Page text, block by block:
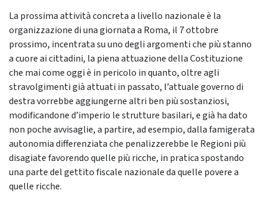
La prossima attività concreta a livello nazionale è la
organizzazione di una giornata a Roma, il 7 ottobre
prossimo, incentrata su uno degli argomenti che più stanno
a cuore ai cittadini, la piena attuazione della Costituzione
che mai come oggi è in pericolo in quanto, oltre agli
stravolgimenti già attuati in passato, l’attuale governo di
destra vorrebbe aggiungerne altri ben più sostanziosi,
modificandone d’imperio le strutture basilari, e già ha dato
non poche avvisaglie, a partire, ad esempio, dalla famigerata
autonomia differenziata che penalizzerebbe le Regioni più
disagiate favorendo quelle più ricche, in pratica spostando
una parte del gettito fiscale nazionale da quelle povere a
quelle ricche.